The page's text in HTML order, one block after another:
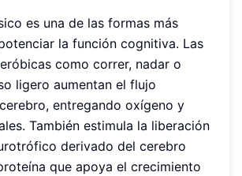
es una de las formas más
la función cognitiva. Las
como correr, nadar o
ligero aumentan el flujo
entregando oxígeno y
También estimula la liberación
derivado del cerebro
que apoya el crecimiento